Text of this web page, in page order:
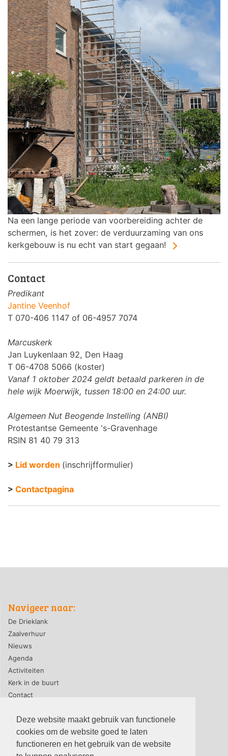
Deze website maakt gebruik van functionele
cookies om de website goed te laten
functioneren en het gebruik van de website
Na een lange periode van voorbereiding achter de
schermen, is het zover: de verduurzaming van ons
kerkgebouw is nu echt van start gegaan!
Contact
Predikant
Jantine Veenhof
T 070-406 1147 of 06-4957 7074
Marcuskerk
Jan Luykenlaan 92, Den Haag
T 06-4708 5066 (koster)
Vanaf 1 oktober 2024 geldt betaald parkeren in de
hele wijk Moerwijk, tussen 18:00 en 24:00 uur.
Algemeen Nut Beogende Instelling (ANBI)
Protestantse Gemeente 's-Gravenhage
RSIN 81 40 79 313
> Lid worden (inschrijfformulier)
> Contactpagina
Navigeer naar:
De Drieklank
Zaalverhuur
Nieuws
Agenda
Activiteiten
Kerk in de buurt
Contact
privacyverklaring|contact webmaster
© 2026, PG-De Drieklank